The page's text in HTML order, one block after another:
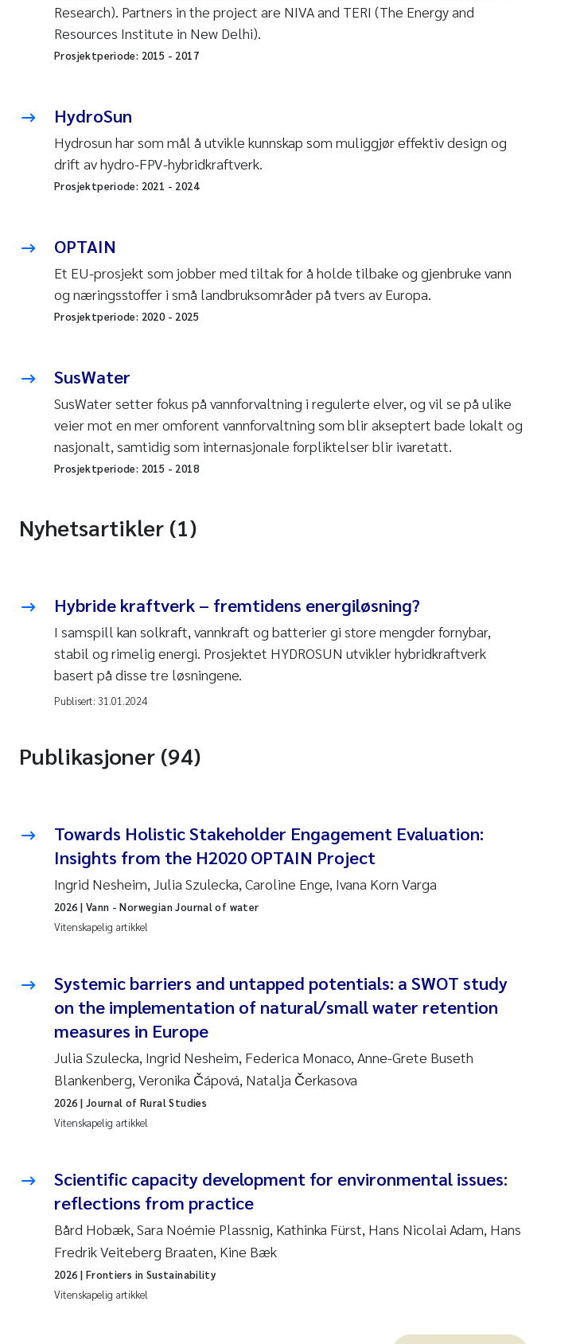
Research). Partners in the project are NIVA and TERI (The Energy and
Resources Institute in New Delhi).
Prosjektperiode: 2015 - 2017
HydroSun
Hydrosun har som mål å utvikle kunnskap som muliggjør effektiv design og
drift av hydro-FPV-hybridkraftverk.
Prosjektperiode: 2021 - 2024
OPTAIN
Et EU-prosjekt som jobber med tiltak for å holde tilbake og gjenbruke vann
og næringsstoffer i små landbruksområder på tvers av Europa.
Prosjektperiode: 2020- 2025
SusWater
SusWater setter fokus på vannforvaltning i regulerte elver, og vil se på ulike
veier mot en mer omforent vannforvaltning som blir akseptert bade lokalt og
nasjonalt, samtidig som internasjonale forpliktelser blir ivaretatt.
Prosjektperiode: 2015 - 2018
Nyhetsartikler (1)
Hybride kraftverk – fremtidens energiløsning?
I samspill kan solkraft, vannkraft og batterier gi store mengder fornybar,
stabil og rimelig energi. Prosjektet HYDROSUN utvikler hybridkraftverk
basert på disse tre løsningene.
Publisert: 31.01.2024
Publikasjoner (94)
Towards Holistic Stakeholder Engagement Evaluation:
Insights from the H2020 OPTAIN Project
Ingrid Nesheim, Julia Szulecka, Caroline Enge, Ivana Korn Varga
Vitenskapelig artikkel
2026 | Vann - Norwegian Journal of water
Systemic barriers and untapped potentials: a SWOT study
on the implementation of natural/small water retention
measures in Europe
Julia Szulecka, Ingrid Nesheim, Federica Monaco, Anne-Grete Buseth
Blankenberg, Veronika Čápová, Natalja Čerkasova
Vitenskapelig artikkel
2026 | Journal of Rural Studies
Scientific capacity development for environmental issues:
reflections from practice
Bård Hobæk, Sara Noémie Plassnig, Kathinka Fürst, Hans Nicolai Adam, Hans
Fredrik Veiteberg Braaten, Kine Bæk
Vitenskapelig artikkel
2026 | Frontiers in Sustainability